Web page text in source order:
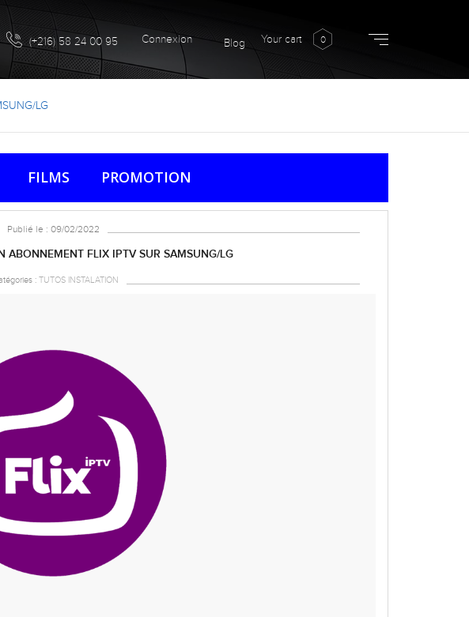
(+216) 58 24 00 95 Connexion Blog Your cart 0
LG
FILMS PROMOTION
Publié le : 09/02/2022
ABONNEMENT FLIX IPTV SUR SAMSUNG/LG
: TUTOS INSTALATION